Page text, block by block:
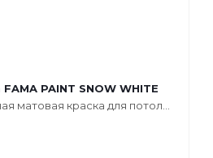
PAINT SNOW WHITE
матовая краска для потол...